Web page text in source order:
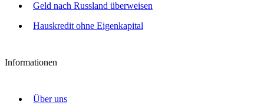
Geld nach Russland überweisen
Hauskredit ohne Eigenkapital
Informationen
Über uns